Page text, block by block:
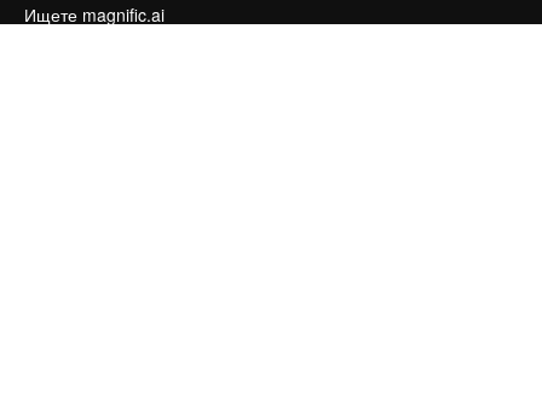
Ищете magnific.ai